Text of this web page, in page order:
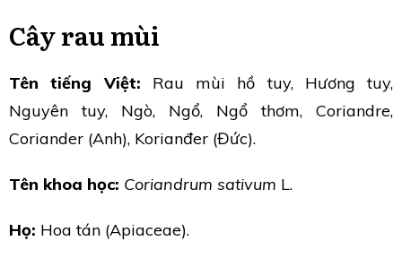
Cây rau mùi
Tên tiếng Việt: Rau mùi hồ tuy, Hương tuy,
Nguyên tuy, Ngò, Ngổ, Ngổ thơm, Coriandre,
Coriander (Anh), Korianđer (Đức).
Tên khoa học: Coriandrum sativum L.
Họ: Hoa tán (Apiaceae).